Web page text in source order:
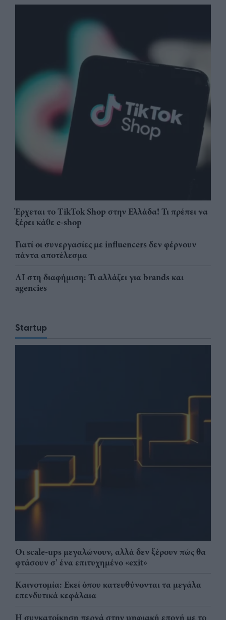
Έρχεται το TikTok Shop στην Ελλάδα! Τι πρέπει να
ξέρει κάθε e-shop
Γιατί οι συνεργασίες με influencers δεν φέρνουν
πάντα αποτέλεσμα
AI στη διαφήμιση: Τι αλλάζει για brands και
agencies
Startup
Οι scale-ups μεγαλώνουν, αλλά δεν ξέρουν πώς θα
φτάσουν σ' ένα επιτυχημένο «exit»
Καινοτομία: Εκεί όπου κατευθύνονται τα μεγάλα
επενδυτικά κεφάλαια